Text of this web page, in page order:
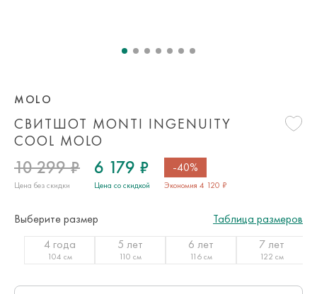
СВИТШОТ MONTI INGENUITY
COOL MOLO
MOLO
10 299 ₽
Цена без скидки
6 179 ₽
Цена со скидкой
-40%
Экономия 4 120 ₽
Выберите размер
Таблица размеров
4 года
104 см
5 лет
110 см
6 лет
116 см
7 лет
122 см